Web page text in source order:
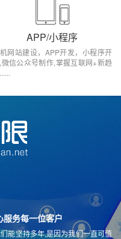
APP/小程序
网站建设，APP开发，小程序开
微信公众号制作,掌握互联网+新趋
务每一位客户
能坚持多年,是因为我们一直可值